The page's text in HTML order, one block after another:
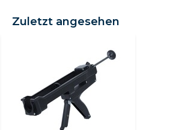
Zuletzt angesehen